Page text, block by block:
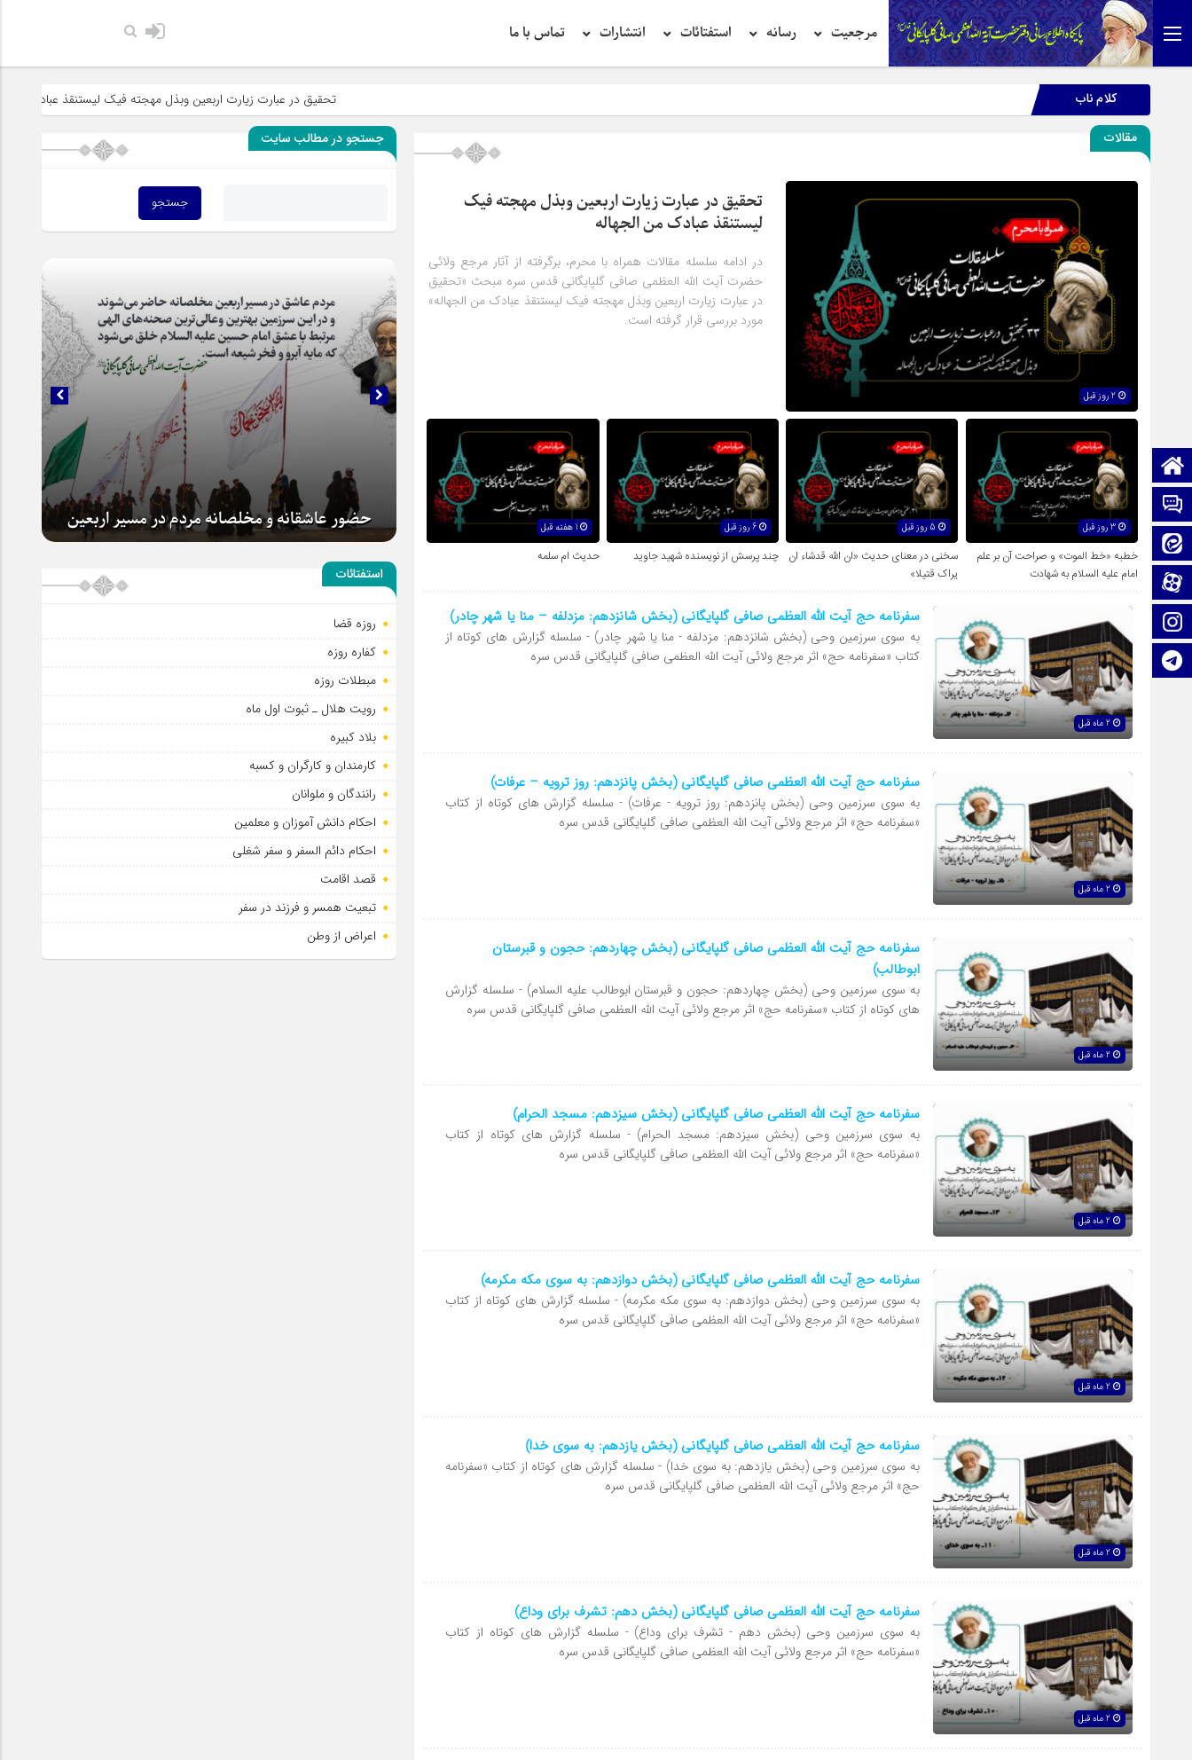
مرجعیت رسانه استفتائات انتشارات تماس با ما
صفحه نخست
تماس با ما
آپارات
اینستاگرام
تلگرام
کلام ناب تحقیق در عبارت زیارت اربعین وبذل مهجته فیک لیستنقذ عبادک من الجهاله
مقالات
2 روز قبل
تحقیق در عبارت زیارت اربعین وبذل مهجته فیک
لیستنقذ عبادک من الجهاله
در ادامه سلسله مقالات همراه با محرم، برگرفته از آثار مرجع ولائی
حضرت آیت الله العظمی صافی گلپایگانی قدس سره مبحث «تحقیق
در عبارت زیارت اربعین وبذل مهجته فیک لیستنقذ عبادک من الجهاله»
مورد بررسی قرار گرفته است.
3 روز قبل
خطبه «خط الموت» و صراحت آن بر علم
امام علیه السلام به شهادت
5 روز قبل
سخنی در معنای حدیث «ان الله قدشاء ان
یراک قتیلا»
6 روز قبل
چند پرسش از نویسنده شهید جاوید
1 هفته قبل
حدیث ام سلمه
سفرنامه حج آیت الله العظمی صافی گلپایگانی (بخش شانزدهم: مزدلفه – منا یا شهر چادر)
به سوی سرزمین وحی (بخش شانزدهم: مزدلفه - منا یا شهر چادر) - سلسله گزارش های کوتاه از
کتاب «سفرنامه حج» اثر مرجع ولائی آیت الله العظمی صافی گلپایگانی قدس سره
سفرنامه حج آیت الله العظمی صافی گلپایگانی (بخش پانزدهم: روز ترویه – عرفات)
به سوی سرزمین وحی (بخش پانزدهم: روز ترویه - عرفات) - سلسله گزارش های کوتاه از کتاب
«سفرنامه حج» اثر مرجع ولائی آیت الله العظمی صافی گلپایگانی قدس سره
سفرنامه حج آیت الله العظمی صافی گلپایگانی (بخش چهاردهم: حجون و قبرستان
ابوطالب)
به سوی سرزمین وحی (بخش چهاردهم: حجون و قبرستان ابوطالب علیه السلام) - سلسله گزارش
های کوتاه از کتاب «سفرنامه حج» اثر مرجع ولائی آیت الله العظمی صافی گلپایگانی قدس سره
سفرنامه حج آیت الله العظمی صافی گلپایگانی (بخش سیزدهم: مسجد الحرام)
به سوی سرزمین وحی (بخش سیزدهم: مسجد الحرام) - سلسله گزارش های کوتاه از کتاب
«سفرنامه حج» اثر مرجع ولائی آیت الله العظمی صافی گلپایگانی قدس سره
سفرنامه حج آیت الله العظمی صافی گلپایگانی (بخش دوازدهم: به سوی مکه مکرمه)
به سوی سرزمین وحی (بخش دوازدهم: به سوی مکه مکرمه) - سلسله گزارش های کوتاه از کتاب
«سفرنامه حج» اثر مرجع ولائی آیت الله العظمی صافی گلپایگانی قدس سره
سفرنامه حج آیت الله العظمی صافی گلپایگانی (بخش یازدهم: به سوی خدا)
به سوی سرزمین وحی (بخش یازدهم: به سوی خدا) - سلسله گزارش های کوتاه از کتاب «سفرنامه
حج» اثر مرجع ولائی آیت الله العظمی صافی گلپایگانی قدس سره
سفرنامه حج آیت الله العظمی صافی گلپایگانی (بخش دهم: تشرف برای وداع)
به سوی سرزمین وحی (بخش دهم - تشرف برای وداع) - سلسله گزارش های کوتاه از کتاب
«سفرنامه حج» اثر مرجع ولائی آیت الله العظمی صافی گلپایگانی قدس سره
جستجو در مطالب سایت
حضور عاشقانه و مخلصانه مردم در مسیر اربعین
همراهی با کاروان های اربعین افتخار است
استفتائات
روزه قضا
کفاره روزه
مبطلات روزه
رویت هلال ـ ثبوت اول ماه
بلاد کبیره
کارمندان و کارگران و کسبه
رانندگان و ملوانان
احکام دانش آموزان و معلمین
احکام دائم السفر و سفر شغلی
قصد اقامت
تبعیت همسر و فرزند در سفر
اعراض از وطن